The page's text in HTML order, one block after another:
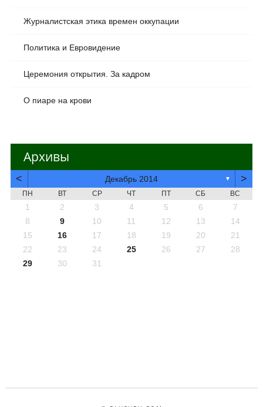
Журналистская этика времен оккупации
Политика и Евровидение
Церемония открытия. За кадром
О пиаре на крови
Архивы
< Декабрь 2014 ▼ >
ПН ВТ СР ЧТ ПТ СБ ВС
1 2 3 4 5 6
7
8
9 10 11 12 13
14
15
16 17 18 19 20
21
22
23 24 25 26 27
28
29
30 31